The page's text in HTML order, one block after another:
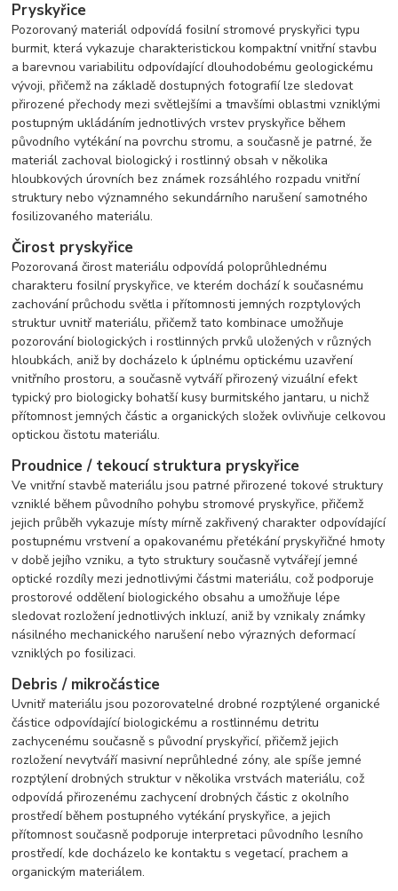
Pryskyřice
Pozorovaný materiál odpovídá fosilní stromové pryskyřici typu
burmit, která vykazuje charakteristickou kompaktní vnitřní stavbu
a barevnou variabilitu odpovídající dlouhodobému geologickému
vývoji, přičemž na základě dostupných fotografií lze sledovat
přirozené přechody mezi světlejšími a tmavšími oblastmi vzniklými
postupným ukládáním jednotlivých vrstev pryskyřice během
původního vytékání na povrchu stromu, a současně je patrné, že
materiál zachoval biologický i rostlinný obsah v několika
hloubkových úrovních bez známek rozsáhlého rozpadu vnitřní
struktury nebo významného sekundárního narušení samotného
fosilizovaného materiálu.
Čirost pryskyřice
Pozorovaná čirost materiálu odpovídá poloprůhlednému
charakteru fosilní pryskyřice, ve kterém dochází k současnému
zachování průchodu světla i přítomnosti jemných rozptylových
struktur uvnitř materiálu, přičemž tato kombinace umožňuje
pozorování biologických i rostlinných prvků uložených v různých
hloubkách, aniž by docházelo k úplnému optickému uzavření
vnitřního prostoru, a současně vytváří přirozený vizuální efekt
typický pro biologicky bohatší kusy burmitského jantaru, u nichž
přítomnost jemných částic a organických složek ovlivňuje celkovou
optickou čistotu materiálu.
Proudnice / tekoucí struktura pryskyřice
Ve vnitřní stavbě materiálu jsou patrné přirozené tokové struktury
vzniklé během původního pohybu stromové pryskyřice, přičemž
jejich průběh vykazuje místy mírně zakřivený charakter odpovídající
postupnému vrstvení a opakovanému přetékání pryskyřičné hmoty
v době jejího vzniku, a tyto struktury současně vytvářejí jemné
optické rozdíly mezi jednotlivými částmi materiálu, což podporuje
prostorové oddělení biologického obsahu a umožňuje lépe
sledovat rozložení jednotlivých inkluzí, aniž by vznikaly známky
násilného mechanického narušení nebo výrazných deformací
vzniklých po fosilizaci.
Debris / mikročástice
Uvnitř materiálu jsou pozorovatelné drobné rozptýlené organické
částice odpovídající biologickému a rostlinnému detritu
zachycenému současně s původní pryskyřicí, přičemž jejich
rozložení nevytváří masivní neprůhledné zóny, ale spíše jemné
rozptýlení drobných struktur v několika vrstvách materiálu, což
odpovídá přirozenému zachycení drobných částic z okolního
prostředí během postupného vytékání pryskyřice, a jejich
přítomnost současně podporuje interpretaci původního lesního
prostředí, kde docházelo ke kontaktu s vegetací, prachem a
organickým materiálem.